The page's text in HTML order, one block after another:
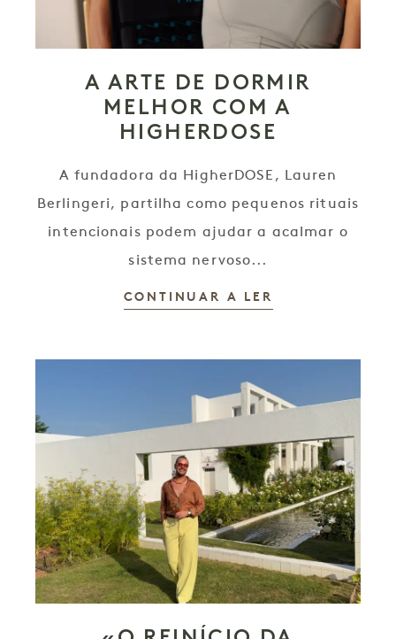
A ARTE DE DORMIR
MELHOR COM A
HIGHERDOSE
A fundadora da HigherDOSE, Lauren
Berlingeri, partilha como pequenos rituais
intencionais podem ajudar a acalmar o
sistema nervoso...
CONTINUAR A LER